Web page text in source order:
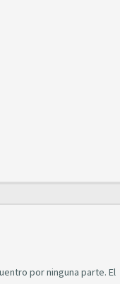
por ninguna parte. El